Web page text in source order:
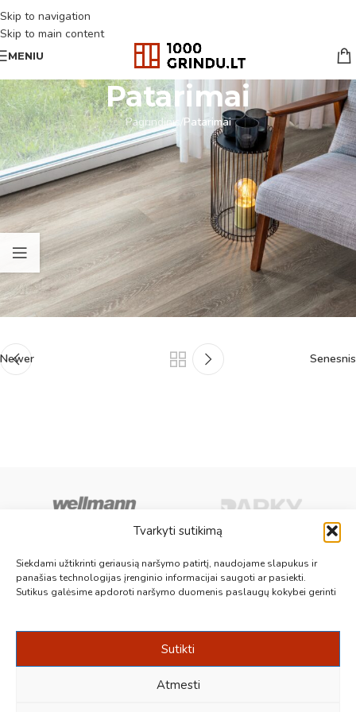
Tvarkyti sutikimą
Siekdami užtikrinti geriausią naršymo patirtį, naudojame slapukus ir
panašias technologijas įrenginio informacijai saugoti ar pasiekti.
Sutikus galėsime apdoroti naršymo duomenis paslaugų kokybei gerinti
Sutikti
Atmesti
Skip to navigation
Skip to main content
MENIU
Patarimai
Pagrindinis /Patarimai
PATARIMAI
Montavimo instrukcijos
1000GRINDU.LTOn 2026-04-27
New herringbone installation_LTU
Parsisiųsti
New spc plank installation_LT
Parsisiųsti
Newer Senesnis
Aukščiausios kokybės medinės, laminuotos, vinilinės grindys, paklotai,
Vilnius, Kaunas, Klaipėda, Kėdainiai, Panevėžys, Šiauliai, Utena